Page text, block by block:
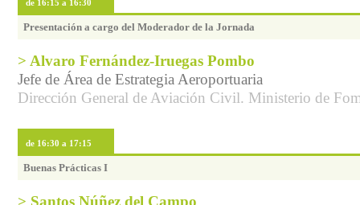
de 16:15 a 16:30
Presentación a cargo del Moderador de la Jornada
> Alvaro Fernández-Iruegas Pombo
Jefe de Área de Estrategia Aeroportuaria
Dirección General de Aviación Civil. Ministerio de
de 16:30 a 17:15
Buenas Prácticas I
> Santos Núñez del Campo